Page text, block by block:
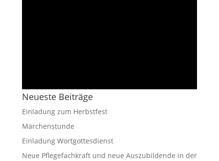
Neueste Beiträge
Einladung zum Herbstfest
Märchenstunde
Einladung Wortgottesdienst
Neue Pflegefachkraft und neue Auszubildende in der